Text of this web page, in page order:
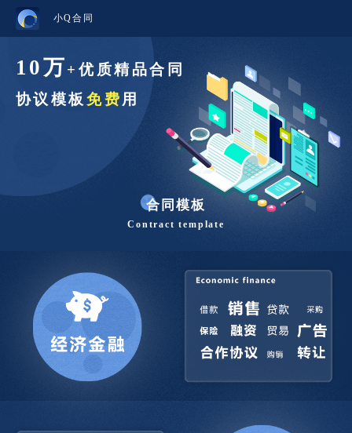
小Q合同
10万+优质精品合同
协议模板免费 用
合同模板
Contract template